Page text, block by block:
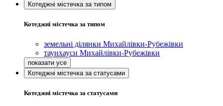
Котеджні містечка за типом
Котеджні містечка за типом
земельні ділянки Михайлівки-Рубежівки
таунхауси Михайлівки-Рубежівки
Котеджні містечка за статусами
Котеджні містечка за статусами